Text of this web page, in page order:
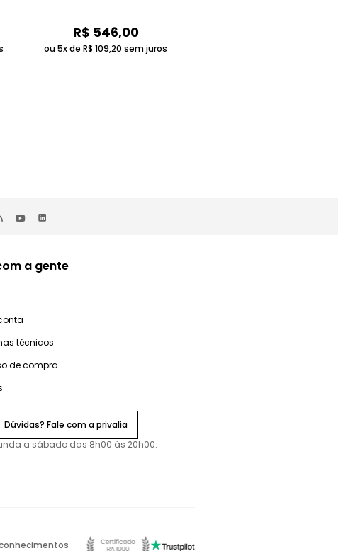
R$ 546,00
ou 5x deR$ 109,20 sem juros
a gente
técnicos
de compra
Dúvidas? Fale com a privalia
a sábado das 8h00 às 20h00.